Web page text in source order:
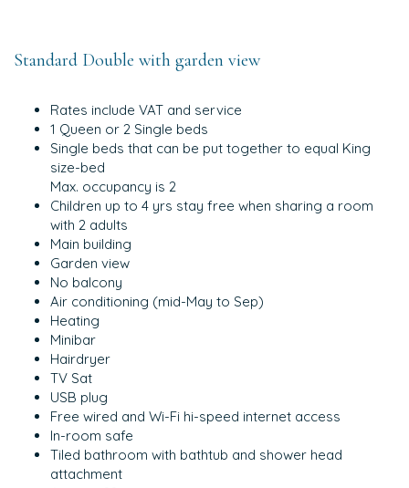
Standard Double with garden view
Rates include VAT and service
1 Queen or 2 Single beds
Single beds that can be put together to equal King
size-bed
Max. occupancy is 2
Children up to 4 yrs stay free when sharing a room
with 2 adults
Main building
Garden view
No balcony
Air conditioning (mid-May to Sep)
Heating
Minibar
Hairdryer
TV Sat
USB plug
Free wired and Wi-Fi hi-speed internet access
In-room safe
Tiled bathroom with bathtub and shower head
attachment